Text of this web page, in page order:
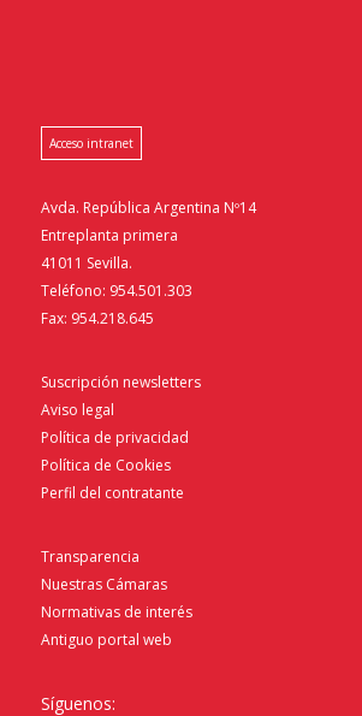
Acceso intranet
Avda. República Argentina Nº14
Entreplanta primera
41011 Sevilla.
Teléfono: 954.501.303
Fax: 954.218.645
Suscripción newsletters
Aviso legal
Política de privacidad
Política de Cookies
Perfil del contratante
Transparencia
Nuestras Cámaras
Normativas de interés
Antiguo portal web
Síguenos: